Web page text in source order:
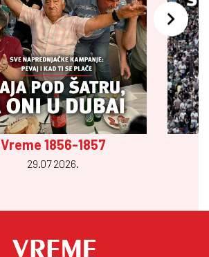
Vreme 1856-1857
29.07 2026.